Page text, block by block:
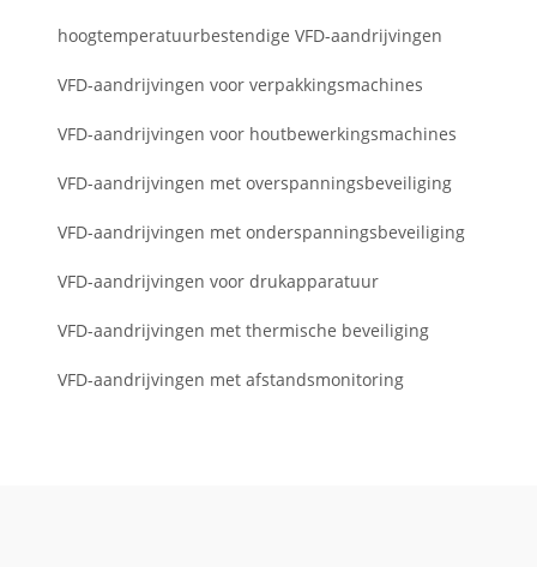
hoogtemperatuurbestendige VFD-aandrijvingen
VFD-aandrijvingen voor verpakkingsmachines
VFD-aandrijvingen voor houtbewerkingsmachines
VFD-aandrijvingen met overspanningsbeveiliging
VFD-aandrijvingen met onderspanningsbeveiliging
VFD-aandrijvingen voor drukapparatuur
VFD-aandrijvingen met thermische beveiliging
VFD-aandrijvingen met afstandsmonitoring